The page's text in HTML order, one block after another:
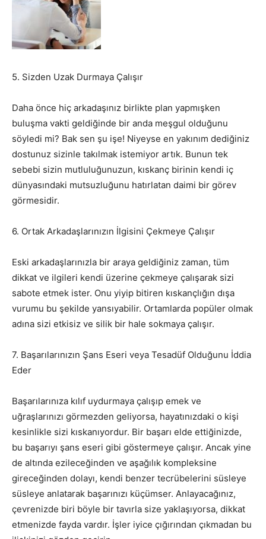
5. Sizden Uzak Durmaya Çalışır
Daha önce hiç arkadaşınız birlikte plan yapmışken
buluşma vakti geldiğinde bir anda meşgul olduğunu
söyledi mi? Bak sen şu işe! Niyeyse en yakınım dediğiniz
dostunuz sizinle takılmak istemiyor artık. Bunun tek
sebebi sizin mutluluğunuzun, kıskanç birinin kendi iç
dünyasındaki mutsuzluğunu hatırlatan daimi bir görev
görmesidir.
6. Ortak Arkadaşlarınızın İlgisini Çekmeye Çalışır
Eski arkadaşlarınızla bir araya geldiğiniz zaman, tüm
dikkat ve ilgileri kendi üzerine çekmeye çalışarak sizi
sabote etmek ister. Onu yiyip bitiren kıskançlığın dışa
vurumu bu şekilde yansıyabilir. Ortamlarda popüler olmak
adına sizi etkisiz ve silik bir hale sokmaya çalışır.
7. Başarılarınızın Şans Eseri veya Tesadüf Olduğunu İddia
Eder
Başarılarınıza kılıf uydurmaya çalışıp emek ve
uğraşlarınızı görmezden geliyorsa, hayatınızdaki o kişi
kesinlikle sizi kıskanıyordur. Bir başarı elde ettiğinizde,
bu başarıyı şans eseri gibi göstermeye çalışır. Ancak yine
de altında ezileceğinden ve aşağılık kompleksine
gireceğinden dolayı, kendi benzer tecrübelerini süsleye
süsleye anlatarak başarınızı küçümser. Anlayacağınız,
çevrenizde biri böyle bir tavırla size yaklaşıyorsa, dikkat
etmenizde fayda vardır. İşler iyice çığırından çıkmadan bu